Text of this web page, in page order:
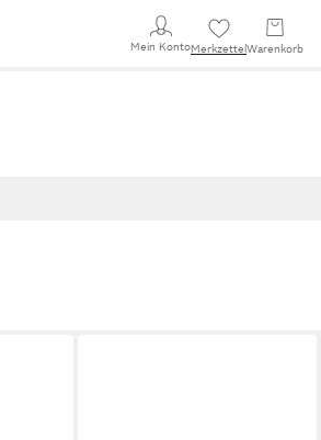
Mein KontoMerkzettel Warenkorb